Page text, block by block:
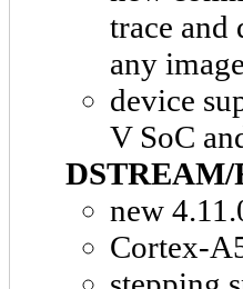
trace and
any
device
V SoC
new
Cortex-